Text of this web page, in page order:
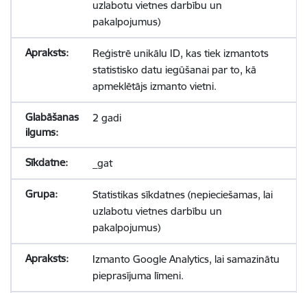
uzlabotu vietnes darbību un
pakalpojumus)
Reģistrē unikālu ID, kas tiek izmantots
statistisko datu iegūšanai par to, kā
apmeklētājs izmanto vietni.
2 gadi
_gat
Statistikas sīkdatnes (nepieciešamas, lai
uzlabotu vietnes darbību un
pakalpojumus)
Izmanto Google Analytics, lai samazinātu
pieprasījuma līmeni.